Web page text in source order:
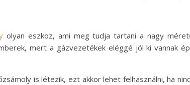
olyan eszköz, ami meg tudja tartani a nagy
mert a gázvezetékek eléggé jól ki vannak
is létezik, ezt akkor lehet felhasználni, ha